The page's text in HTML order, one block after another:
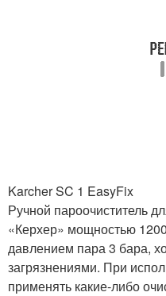
Karcher SC 1 EasyFix
Ручной пароочиститель
«Керхер» мощностью
давлением пара 3 бара,
загрязнениями. При
применять какие-либо